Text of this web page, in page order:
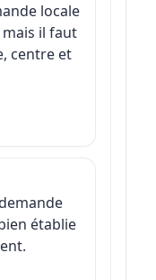
locale
il faut
centre et
établie